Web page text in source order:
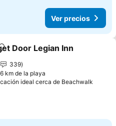
Ver precios
a favoritos
Door Legian Inn
339
km de la playa
ideal cerca de Beachwalk